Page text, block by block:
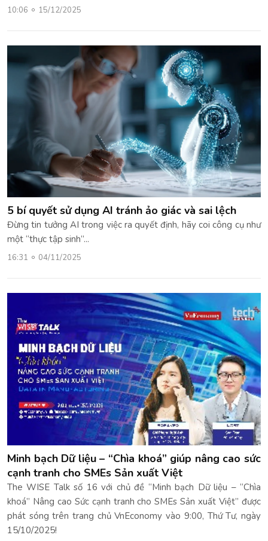
10:06 15/12/2025
5 bí quyết sử dụng AI tránh ảo giác và sai lệch
Đừng tin tưởng AI trong việc ra quyết định, hãy coi công cụ như
một “thực tập sinh”...
16:31 04/11/2025
Minh bạch Dữ liệu – “Chìa khoá” giúp nâng cao sức
cạnh tranh cho SMEs Sản xuất Việt
The WISE Talk số 16 với chủ đề “Minh bạch Dữ liệu – “Chìa
khoá” Nâng cao Sức cạnh tranh cho SMEs Sản xuất Việt” được
phát sóng trên trang chủ VnEconomy vào 9:00, Thứ Tư, ngày
15/10/2025!